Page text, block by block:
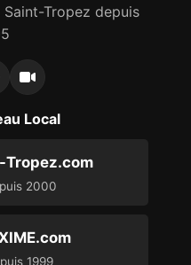
Tropez depuis
Local
Tropez.com
2000
1999